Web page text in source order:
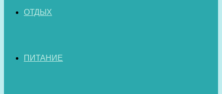
ОТДЫХ
ПИТАНИЕ